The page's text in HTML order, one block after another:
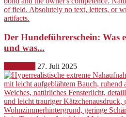
Der Hundeführerschein: Was
und was...
27. Juli 2025